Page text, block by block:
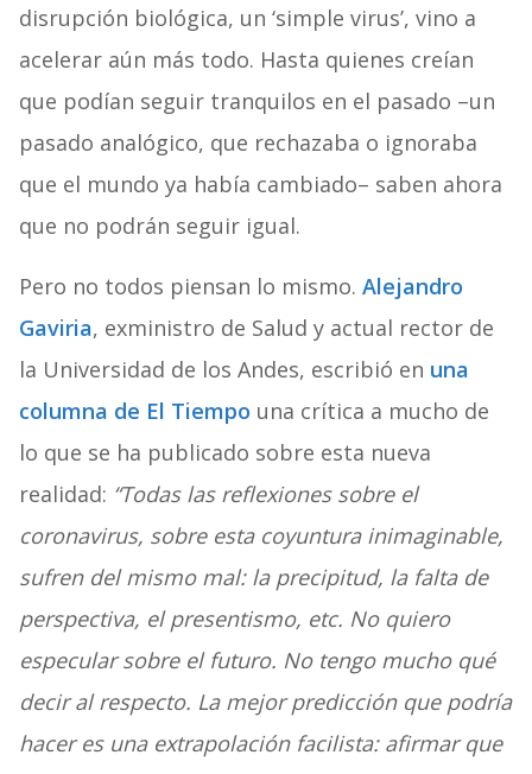
disrupción biológica, un ‘simple virus’, vino a
acelerar aún más todo. Hasta quienes creían
que podían seguir tranquilos en el pasado –un
pasado analógico, que rechazaba o ignoraba
que el mundo ya había cambiado– saben ahora
que no podrán seguir igual.
Pero no todos piensan lo mismo. Alejandro
Gaviria, exministro de Salud y actual rector de
la Universidad de los Andes, escribió en una
columna de El Tiempo una crítica a mucho de
lo que se ha publicado sobre esta nueva
realidad: “Todas las reflexiones sobre el
coronavirus, sobre esta coyuntura inimaginable,
sufren del mismo mal: la precipitud, la falta de
perspectiva, el presentismo, etc. No quiero
especular sobre el futuro. No tengo mucho qué
decir al respecto. La mejor predicción que podría
hacer es una extrapolación facilista: afirmar que